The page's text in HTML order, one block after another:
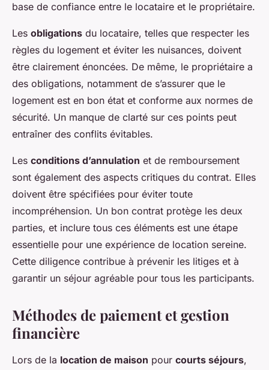
base de confiance entre le locataire et le propriétaire.
Les obligations du locataire, telles que respecter les
règles du logement et éviter les nuisances, doivent
être clairement énoncées. De même, le propriétaire a
des obligations, notamment de s’assurer que le
logement est en bon état et conforme aux normes de
sécurité. Un manque de clarté sur ces points peut
entraîner des conflits évitables.
Les conditions d’annulation et de remboursement
sont également des aspects critiques du contrat. Elles
doivent être spécifiées pour éviter toute
incompréhension. Un bon contrat protège les deux
parties, et inclure tous ces éléments est une étape
essentielle pour une expérience de location sereine.
Cette diligence contribue à prévenir les litiges et à
garantir un séjour agréable pour tous les participants.
Méthodes de paiement et gestion
financière
Lors de la location de maison pour courts séjours,